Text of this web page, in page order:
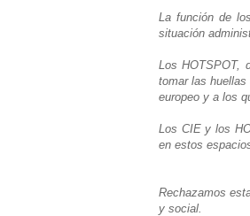
La función de
situación
Los HOTSPOT,
tomar las
europeo y a los
Los CIE y los
en estos
Rechazamos
y social.